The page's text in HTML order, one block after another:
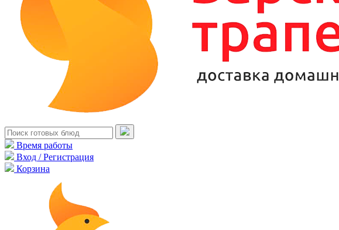
Время работы
Вход / Регистрация
Корзина